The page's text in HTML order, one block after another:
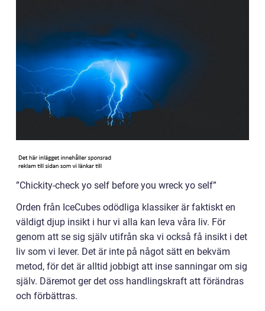
”Chickity-check yo self before you wreck yo self”
Orden från IceCubes odödliga klassiker är faktiskt en
väldigt djup insikt i hur vi alla kan leva våra liv. För
genom att se sig själv utifrån ska vi också få insikt i det
liv som vi lever. Det är inte på något sätt en bekväm
metod, för det är alltid jobbigt att inse sanningar om sig
själv. Däremot ger det oss handlingskraft att förändras
och förbättras.